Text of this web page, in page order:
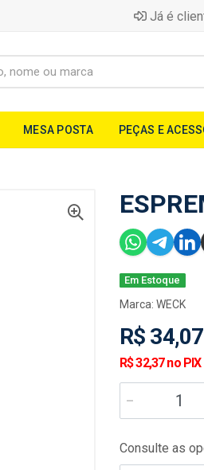
Já é
MESA POSTA PEÇAS E
Em Estoque
Marca: WECK
R$ 34,07
R$ 32,37 no PIX
Consulte as